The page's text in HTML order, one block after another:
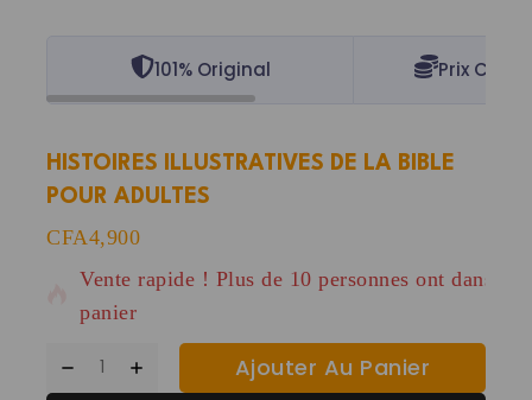
101% Original Prix
HISTOIRES ILLUSTRATIVES DE LA BIBLE
POUR ADULTES
CFA4,900
8 produits vendus au cours des dernières 7
Vente rapide ! Plus de 10 personnes ont dans
panier
Ajouter Au Panier